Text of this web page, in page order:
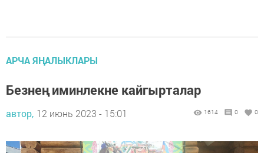
АРЧА ЯҢАЛЫКЛАРЫ
Безнең иминлекне кайгырталар
автор, 12 июнь 2023 - 15:01 1614 0 0